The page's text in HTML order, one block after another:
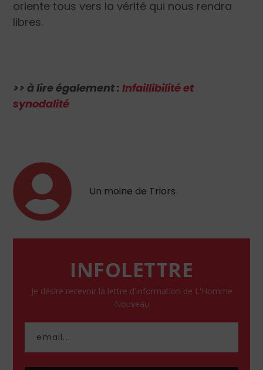
oriente tous vers la vérité qui nous rendra
libres.
>> à lire également :Infaillibilité et
synodalité
Un moine de Triors
INFOLETTRE
Je désire recevoir la lettre d'information de L'Homme
Nouveau